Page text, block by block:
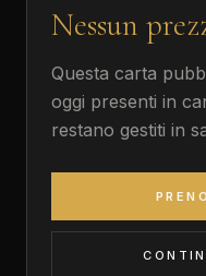
Nessun
Questa carta
oggi presenti in
restano gestiti in